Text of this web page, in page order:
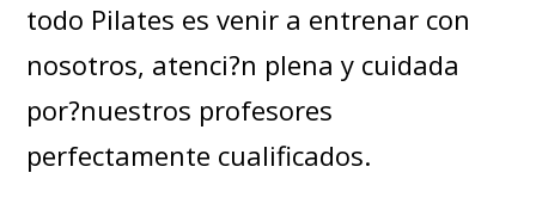
todo Pilates es venir a entrenar con
nosotros, atenci?n plena y cuidada
por?nuestros profesores
perfectamente cualificados.